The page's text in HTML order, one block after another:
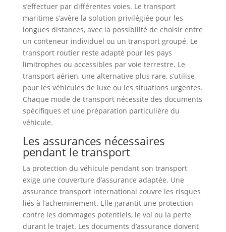
s’effectuer par différentes voies. Le transport
maritime s’avère la solution privilégiée pour les
longues distances, avec la possibilité de choisir entre
un conteneur individuel ou un transport groupé. Le
transport routier reste adapté pour les pays
limitrophes ou accessibles par voie terrestre. Le
transport aérien, une alternative plus rare, s’utilise
pour les véhicules de luxe ou les situations urgentes.
Chaque mode de transport nécessite des documents
spécifiques et une préparation particulière du
véhicule.
Les assurances nécessaires
pendant le transport
La protection du véhicule pendant son transport
exige une couverture d’assurance adaptée. Une
assurance transport international couvre les risques
liés à l’acheminement. Elle garantit une protection
contre les dommages potentiels, le vol ou la perte
durant le trajet. Les documents d’assurance doivent